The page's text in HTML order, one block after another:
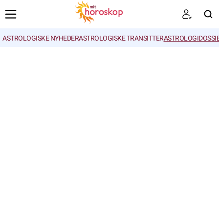
ASTROLOGISKE NYHEDERASTROLOGISKE TRANSITTER